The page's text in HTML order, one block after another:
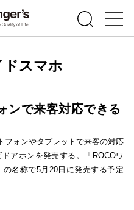
ドスマホ
ンで来客対応できる
フォンやタブレットで来客の対応
アホンを発売する。「ROCOワ
名称で5月20日に発売する予定